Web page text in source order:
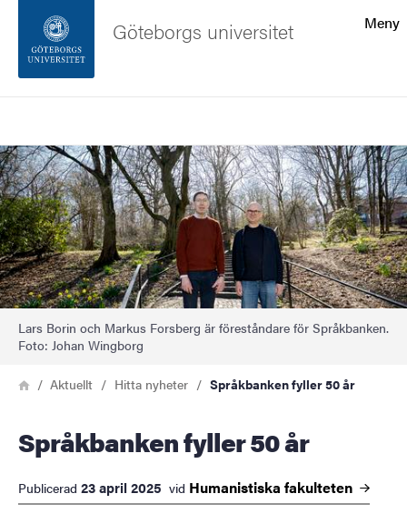
Sidfoten
Om webbplatsen
Meny
Göteborgs universitet
Bild
Lars Borin och Markus Forsberg är föreståndare för Språkbanken.
Foto: Johan Wingborg
Länkstig
HemAktuellt Hitta nyheter Språkbanken fyller 50 år
Språkbanken fyller 50 år
Publicerad 23 april 2025 vid Humanistiska fakulteten